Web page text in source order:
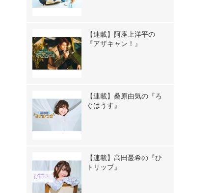
【連載】阿座上洋平の
『アザキャン！』
【連載】桑原由気の『ろ
ぐはうす』
【連載】高田憂希の『ひ
トリップ』